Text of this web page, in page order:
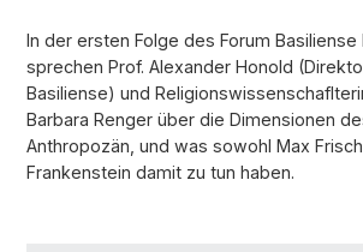
In der ersten Folge des Forum Basiliense
sprechen Prof. Alexander Honold
Basiliense) und
Barbara Renger über die Dimensionen
Anthropozän, und was sowohl Max
Frankenstein damit zu tun haben.